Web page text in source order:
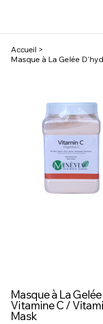
Accueil >
Masque à La
Vitamine C /
Mask